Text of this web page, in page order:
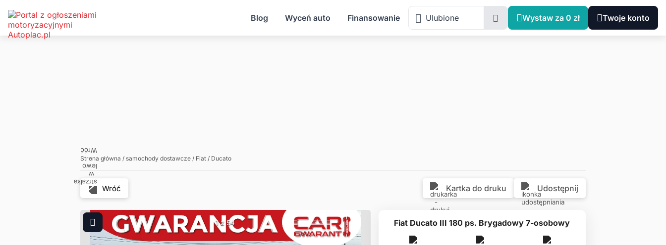
Blog Wyceń auto Finansowanie Ulubione Wystaw za 0 zł Twoje konto
Świętokrzyskie, Lechów
Strona główna / samochody dostawcze / Fiat / Ducato
Wróć Kartka do druku Udostępnij
1 z 54 Fiat Ducato III 180 ps. Brygadowy 7-osobowy